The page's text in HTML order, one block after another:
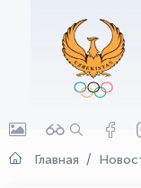
Главная
OLYMPCHIK
Онлайн ·